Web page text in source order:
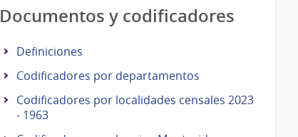
Documentos y codificadores
Definiciones
Codificadores por departamentos
Codificadores por localidades censales 2023
- 1963